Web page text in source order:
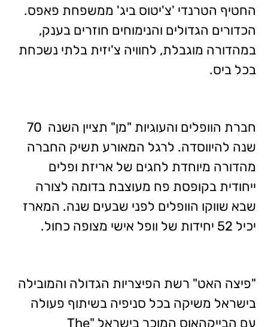
החטיף הטרנדי 'צ'יטוס ביג' ממשפחת פאפס.
הכדורים הגדולים והנימוחים חוזרים בענק,
במהדורה מוגבלת, לחוויה צ'יזית בלתי נשכחת
בכל ביס.
חברת הוופלים והעוגיות "מן" תציין השנה 70
שנה להיווסדה. לרגל המאורע תשיק החברה
מהדורה מיוחדת לחגים של אריזת ופלים
ייחודית בקופסת פח מעוצבת בדומה לצורה
שבא שווקו הוופלים לפני שבעים שנה. המארז
יכיל 52 יחידות של וופל אישי מצופה כחול.
"פיצה האט" רשת הפיצריות הגדולה והמובילה
בישראל משיקה בכל סניפיה בשיתוף פעולה
עם הבייקהאוס המוכר בישראל "The